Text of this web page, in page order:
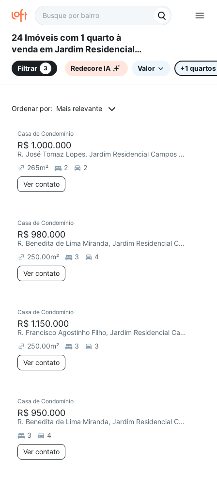
24 Imóveis com 1 quarto à
venda em Jardim Residencial
Campos do Conde, Sorocaba,
SPFiltrar 3 Redecore IA Valor +1 quartos
Ordenar por: Mais relevante
Casa de Condomínio
R$ 1.000.000
R. José Tomaz Lopes, Jardim Residencial Campos do Conde
265m² 2
2
Ver contato
Casa de Condomínio
R$ 980.000
R. Benedita de Lima Miranda, Jardim Residencial Campos do Conde
250.00m² 3
4
Ver contato
Casa de Condomínio
R$ 1.150.000
R. Francisco Agostinho Filho, Jardim Residencial Campos do Conde
250.00m² 3
3
Ver contato
Casa de Condomínio
R$ 950.000
R. Benedita de Lima Miranda, Jardim Residencial Campos do Conde
3
4
Ver contato